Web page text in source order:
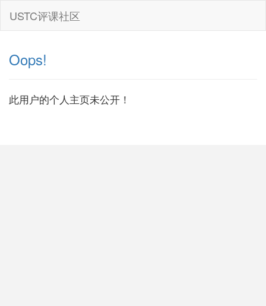
USTC评课社区
Oops!
此用户的个人主页未公开！